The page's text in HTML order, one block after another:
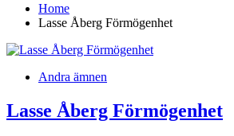
Home
Lasse Åberg Förmögenhet
Andra ämnen
Lasse Åberg Förmögenhet